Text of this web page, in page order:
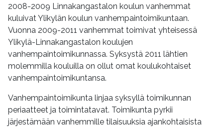
2008-2009 Linnakangastalon koulun vanhemmat
kuluivat Ylikylän koulun vanhempaintoimikuntaan.
Vuonna 2009-2011 vanhemmat toimivat yhteisessä
Ylikylä-Linnakangastalon koulujen
vanhempaintoimikunnassa. Syksystä 2011 lähtien
molemmilla kouluilla on ollut omat koulukohtaiset
vanhempaintoimikuntansa.
Vanhempaintoimikunta linjaa syksyllä toimikunnan
periaatteet ja toimintatavat. Toimikunta pyrkii
järjestämään vanhemmille tilaisuuksia ajankohtaisista